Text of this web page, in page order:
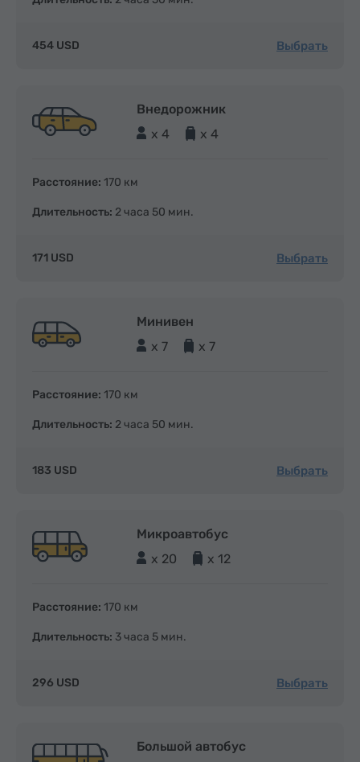
454 USD Выбрать
Внедорожник
x 4
x 4
Расстояние: 170 км
Длительность: 2 часа 50 мин.
171 USD Выбрать
Минивен
x 7
x 7
Расстояние: 170 км
Длительность: 2 часа 50 мин.
183 USD Выбрать
Микроавтобус
x 20
x 12
Расстояние: 170 км
Длительность: 3 часа 5 мин.
296 USD Выбрать
Большой автобус